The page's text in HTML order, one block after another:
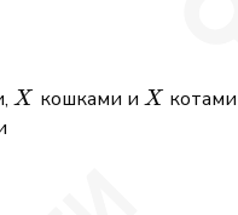
X
X кошками и X
X